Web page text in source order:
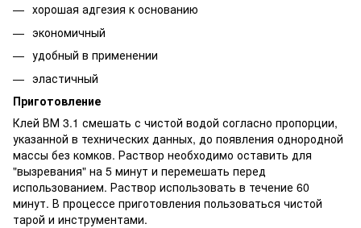
хорошая адгезия к основанию
экономичный
удобный в применении
эластичный
Приготовление
Клей ВМ 3.1 смешать с чистой водой согласно пропорции,
указанной в технических данных, до появления однородной
массы без комков. Раствор необходимо оставить для
"вызревания" на 5 минут и перемешать перед
использованием. Раствор использовать в течение 60
минут. В процессе приготовления пользоваться чистой
тарой и инструментами.